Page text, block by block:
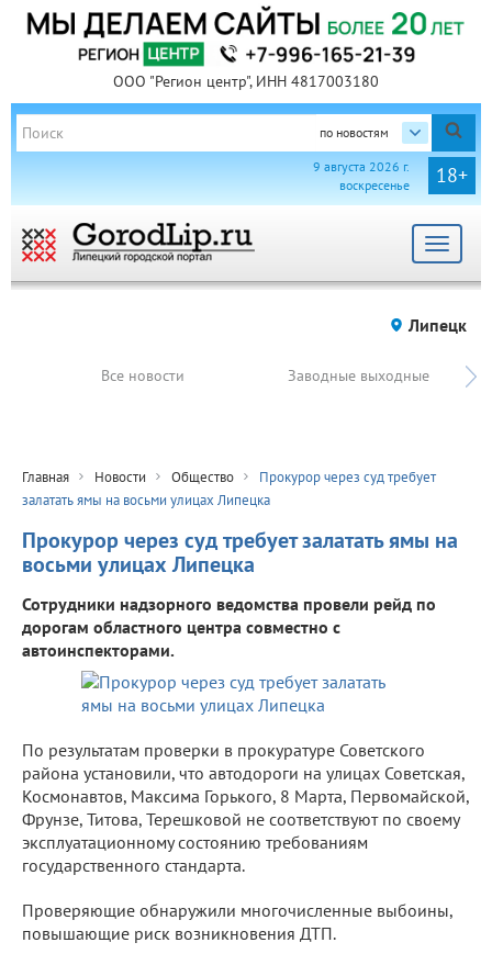
ООО "Регион центр", ИНН 4817003180
по новостям
18+
9 августа 2026 г.
воскресенье
Toggle
Липецк
Все новости Заводные выходные
Главная Новости Общество
Прокурор через суд требует
залатать ямы на восьми улицах Липецка
Прокурор через суд требует залатать ямы на
восьми улицах Липецка
Сотрудники надзорного ведомства провели рейд по
дорогам областного центра совместно с
автоинспекторами.
По результатам проверки в прокуратуре Советского
района установили, что автодороги на улицах Советская,
Космонавтов, Максима Горького, 8 Марта, Первомайской,
Фрунзе, Титова, Терешковой не соответствуют по своему
эксплуатационному состоянию требованиям
государственного стандарта.
Проверяющие обнаружили многочисленные выбоины,
повышающие риск возникновения ДТП.